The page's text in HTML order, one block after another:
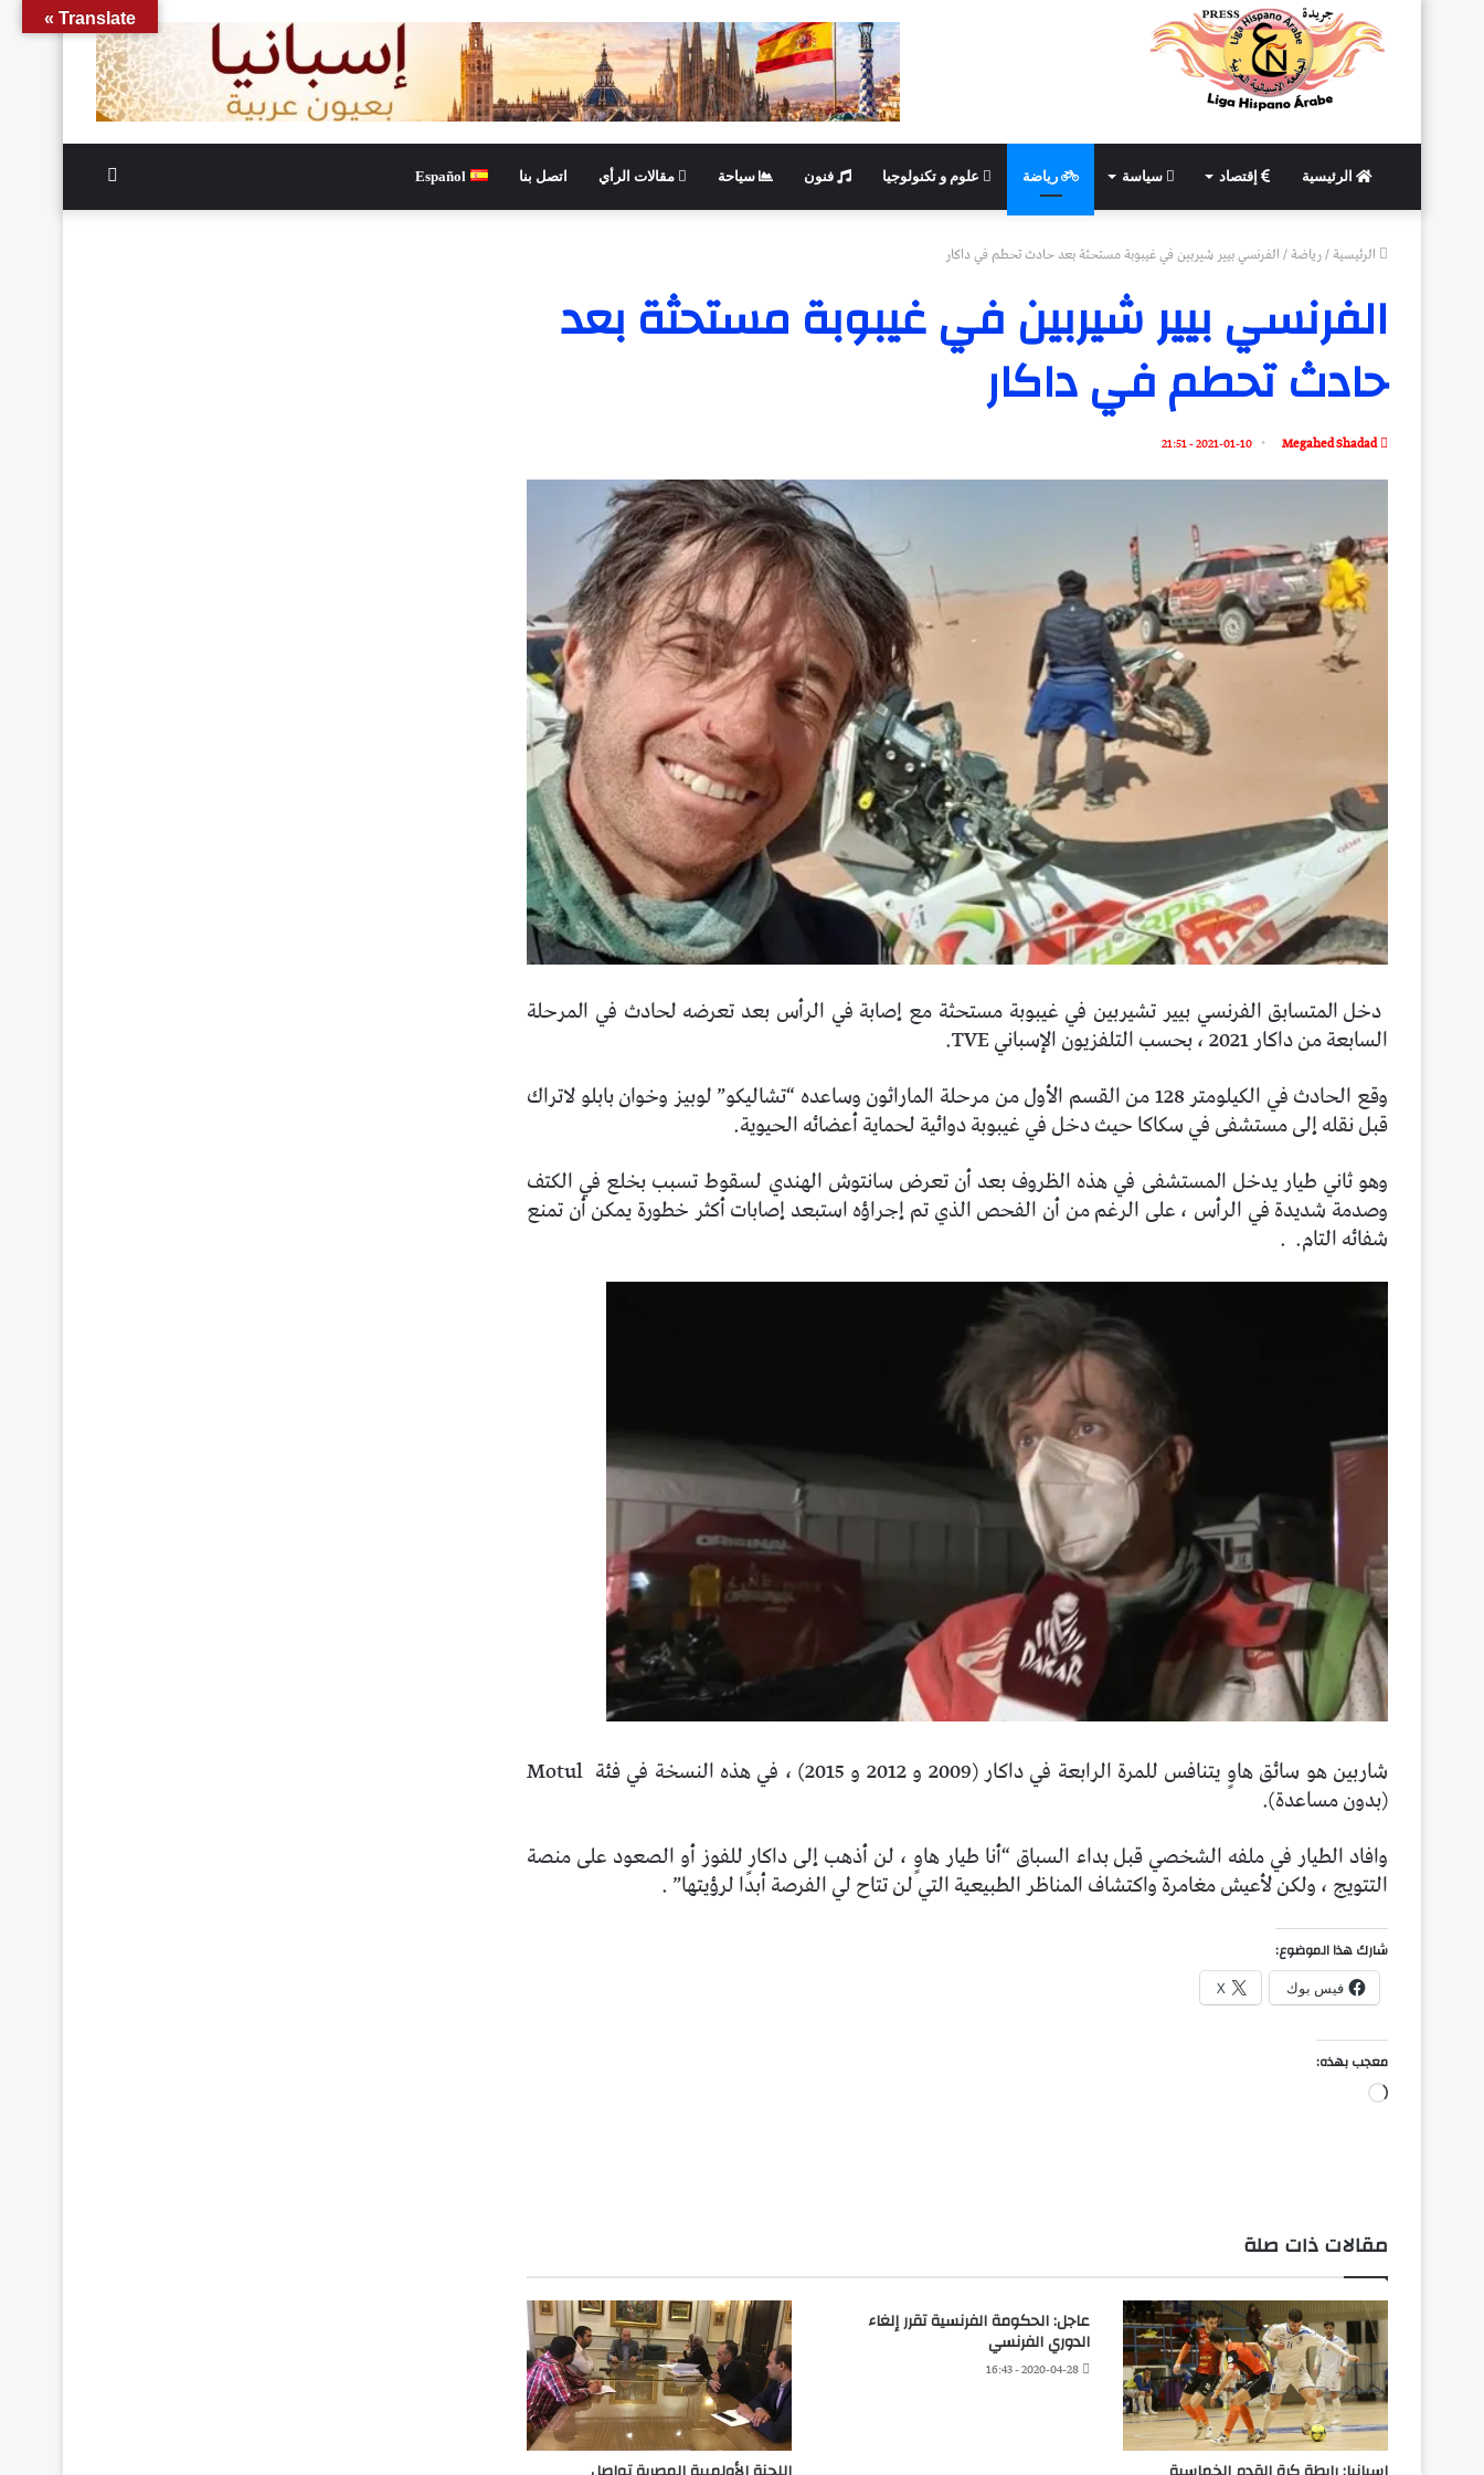
الرئيسية إقتصاد سياسة رياضة علوم و تكنولوجيا فنون سياحة مقالات الرأي اتصل بنا Español
الرئيسية/رياضة/الفرنسي بيير شيربين في غيبوبة مستحثة بعد حادث تحطم في داكار
الفرنسي بيير شيربين في غيبوبة مستحثة بعد
حادث تحطم في داكار
Megahed Shadad
2021-01-10 - 21:51
دخل المتسابق الفرنسي بيير تشيربين في غيبوبة مستحثة مع إصابة في الرأس بعد تعرضه لحادث في المرحلة
السابعة من داكار 2021 ، بحسب التلفزيون الإسباني TVE.
وقع الحادث في الكيلومتر 128 من القسم الأول من مرحلة الماراثون وساعده “تشاليكو” لوبيز وخوان بابلو لاتراك
قبل نقله إلى مستشفى في سكاكا حيث دخل في غيبوبة دوائية لحماية أعضائه الحيوية.
وهو ثاني طيار يدخل المستشفى في هذه الظروف بعد أن تعرض سانتوش الهندي لسقوط تسبب بخلع في الكتف
وصدمة شديدة في الرأس ، على الرغم من أن الفحص الذي تم إجراؤه استبعد إصابات أكثر خطورة يمكن أن تمنع
شفائه التام. .
شاربين هو سائق هاوٍ يتنافس للمرة الرابعة في داكار (2009 و 2012 و 2015) ، في هذه النسخة في فئة Motul
(بدون مساعدة).
وافاد الطيار في ملفه الشخصي قبل بداء السباق “أنا طيار هاوٍ ، لن أذهب إلى داكار للفوز أو الصعود على منصة
التتويج ، ولكن لأعيش مغامرة واكتشاف المناظر الطبيعية التي لن تتاح لي الفرصة أبدًا لرؤيتها” .
شارك هذا الموضوع:
فيس بوك X
معجب بهذه:
جاري
مقالات ذات صلة
عاجل: الحكومة الفرنسية تقرر إلغاء
الدوري الفرنسي
2020-04-28 - 16:43
Translate »